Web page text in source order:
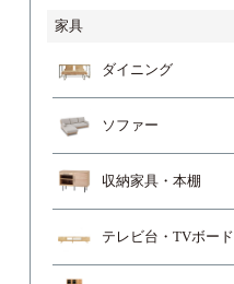
家具
ダイニング
ソファー
収納家具・本棚
テレビ台・TVボード